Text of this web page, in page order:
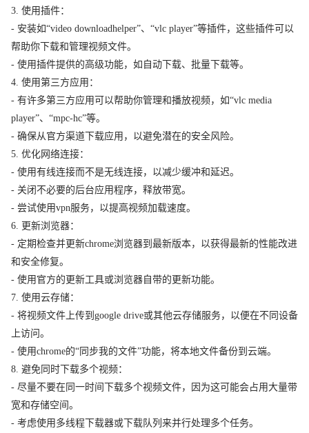
3. 使用插件：
- 安装如“video downloadhelper”、“vlc player”等插件，这些插件可以
帮助你下载和管理视频文件。
- 使用插件提供的高级功能，如自动下载、批量下载等。
4. 使用第三方应用：
- 有许多第三方应用可以帮助你管理和播放视频，如“vlc media
player”、“mpc-hc”等。
- 确保从官方渠道下载应用，以避免潜在的安全风险。
5. 优化网络连接：
- 使用有线连接而不是无线连接，以减少缓冲和延迟。
- 关闭不必要的后台应用程序，释放带宽。
- 尝试使用vpn服务，以提高视频加载速度。
6. 更新浏览器：
- 定期检查并更新chrome浏览器到最新版本，以获得最新的性能改进
和安全修复。
- 使用官方的更新工具或浏览器自带的更新功能。
7. 使用云存储：
- 将视频文件上传到google drive或其他云存储服务，以便在不同设备
上访问。
- 使用chrome的“同步我的文件”功能，将本地文件备份到云端。
8. 避免同时下载多个视频：
- 尽量不要在同一时间下载多个视频文件，因为这可能会占用大量带
宽和存储空间。
- 考虑使用多线程下载器或下载队列来并行处理多个任务。